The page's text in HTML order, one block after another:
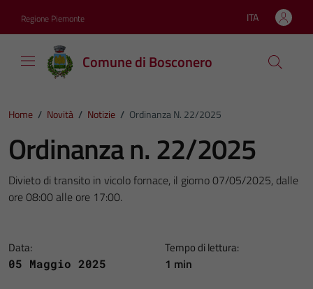
Regione Piemonte Lingua attiva:
ITA
Comune di Bosconero
Home / Novità / Notizie / Ordinanza N. 22/2025
Ordinanza n. 22/2025
Divieto di transito in vicolo fornace, il giorno 07/05/2025, dalle
ore 08:00 alle ore 17:00.
Data:
05 Maggio 2025
Tempo di lettura:
1 min